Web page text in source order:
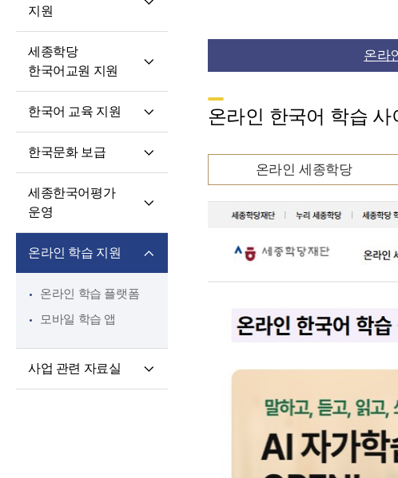
지원
세종학당 신규 지정
세종학당 운영 지원
세종학당
한국어교원 지원
한국어교원의 직무와
핵심 역량
교원 전문성 강화
파견교원 지원
한국어 교육 지원
한국문화 보급
말하기 쓰기 대회
세종학당 문화인턴
세종한국어평가
운영
온라인 학습 지원
온라인 학습 플랫폼
모바일 학습 앱
사업 관련 자료실
온라
온라인 한국어 학습 사
온라인 세종학당